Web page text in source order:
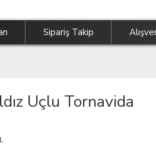
Sipariş Takip
Uçlu Tornavida